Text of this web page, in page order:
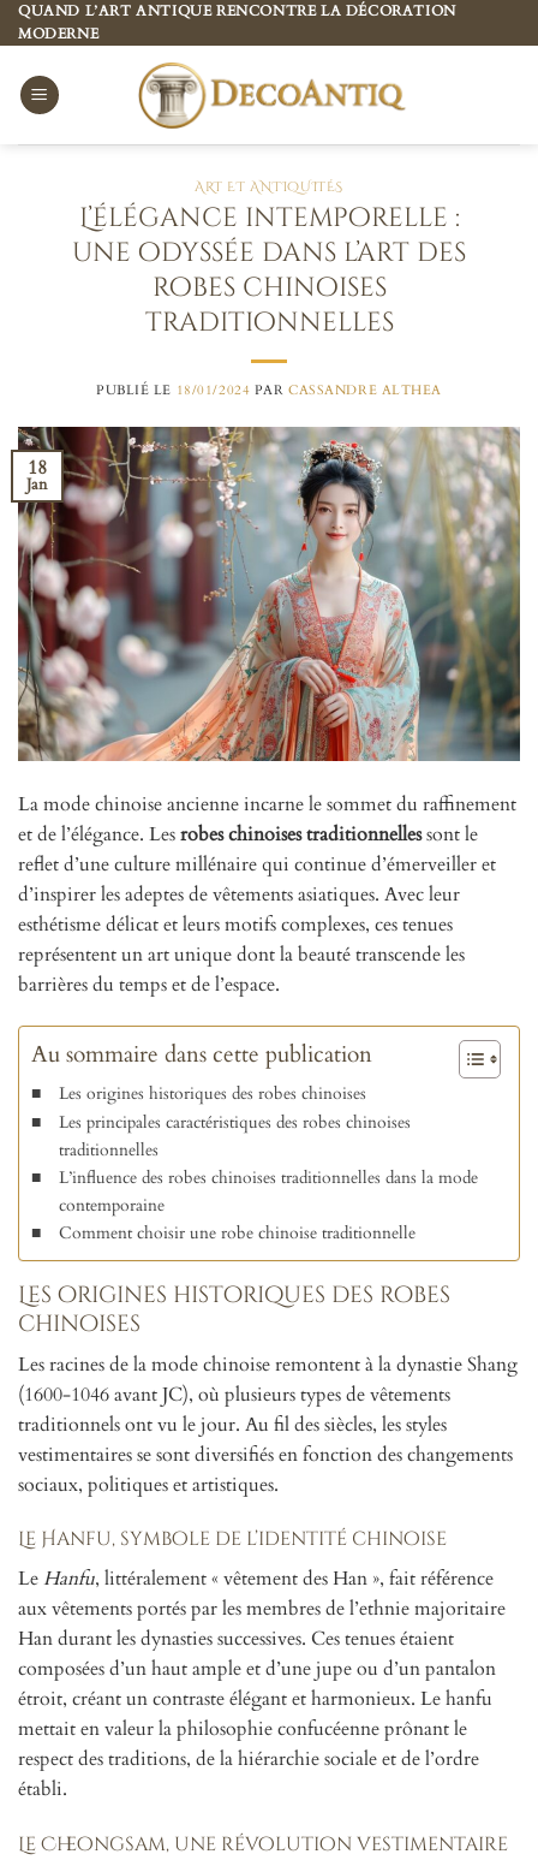
Passer
au
contenu
QUAND L’ART ANTIQUE RENCONTRE LA DÉCORATION
MODERNE
ART ET ANTIQUITÉS
L’élégance intemporelle :
une odyssée dans l’art des
robes chinoises
traditionnelles
PUBLIÉ LE 18/01/2024 PARCASSANDRE ALTHEA
18
Jan
La mode chinoise ancienne incarne le sommet du raffinement
et de l’élégance. Lesrobes chinoises traditionnellessont le
reflet d’une culture millénaire qui continue d’émerveiller et
d’inspirer les adeptes de vêtements asiatiques. Avec leur
esthétisme délicat et leurs motifs complexes, ces tenues
représentent un art unique dont la beauté transcende les
barrières du temps et de l’espace.
Au sommaire dans cette publication
Les origines historiques des robes chinoises
Les principales caractéristiques des robes chinoises
traditionnelles
L’influence des robes chinoises traditionnelles dans la mode
contemporaine
Comment choisir une robe chinoise traditionnelle
Les origines historiques des robes
chinoises
Les racines de la mode chinoise remontent à la dynastie Shang
(1600-1046 avant JC), où plusieurs types de vêtements
traditionnels ont vu le jour. Au fil des siècles, les styles
vestimentaires se sont diversifiés en fonction des changements
sociaux, politiques et artistiques.
Le Hanfu, symbole de l’identité chinoise
LeHanfu, littéralement « vêtement des Han », fait référence
aux vêtements portés par les membres de l’ethnie majoritaire
Han durant les dynasties successives. Ces tenues étaient
composées d’un haut ample et d’une jupe ou d’un pantalon
étroit, créant un contraste élégant et harmonieux. Le hanfu
mettait en valeur la philosophie confucéenne prônant le
respect des traditions, de la hiérarchie sociale et de l’ordre
établi.
Le Cheongsam, une révolution vestimentaire